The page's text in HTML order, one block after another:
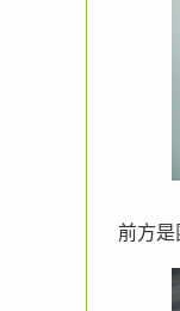
前方是